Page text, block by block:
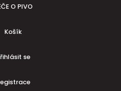
O PIVO
Košík
se